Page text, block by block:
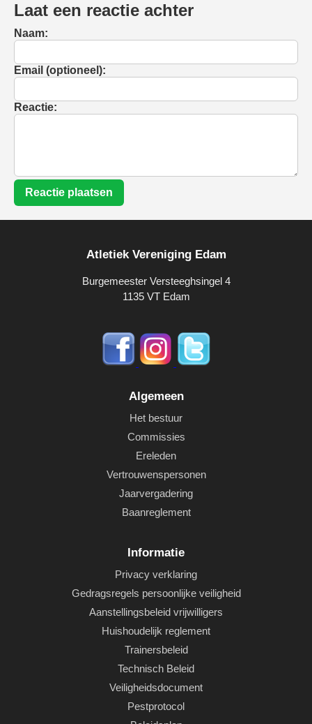
Laat een reactie achter
Naam:
Email (optioneel):
Reactie:
Reactie plaatsen
Atletiek Vereniging Edam
Burgemeester Versteeghsingel 4
1135 VT Edam
Algemeen
Het bestuur
Commissies
Ereleden
Vertrouwenspersonen
Jaarvergadering
Baanreglement
Informatie
Privacy verklaring
Gedragsregels persoonlijke veiligheid
Aanstellingsbeleid vrijwilligers
Huishoudelijk reglement
Trainersbeleid
Technisch Beleid
Veiligheidsdocument
Pestprotocol